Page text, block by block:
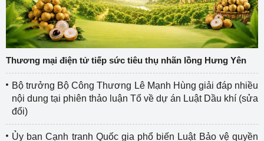
Thương mại điện tử tiếp sức tiêu thụ nhãn lồng Hưng Yên
Bộ trưởng Bộ Công Thương Lê Mạnh Hùng giải đáp nhiều
nội dung tại phiên thảo luận Tổ về dự án Luật Dầu khí (sửa
đổi)
Ủy ban Cạnh tranh Quốc gia phổ biến Luật Bảo vệ quyền